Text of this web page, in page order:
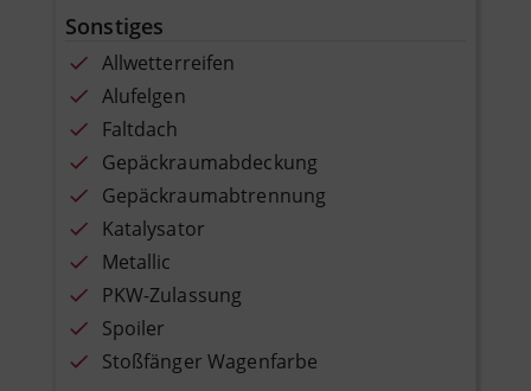
Sonstiges
Allwetterreifen
Alufelgen
Faltdach
Gepäckraumabdeckung
Gepäckraumabtrennung
Katalysator
Metallic
PKW-Zulassung
Spoiler
Stoßfänger Wagenfarbe